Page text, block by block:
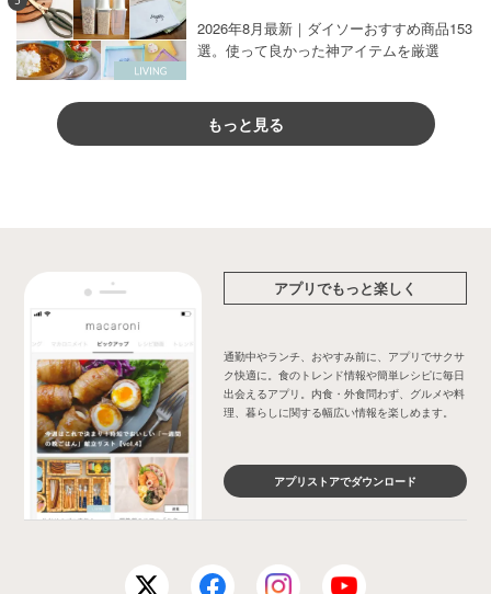
2026年8月最新｜ダイソーおすすめ商品153
選。使って良かった神アイテムを厳選
もっと見る
アプリでもっと楽しく
通勤中やランチ、おやすみ前に、アプリでサクサ
ク快適に。食のトレンド情報や簡単レシピに毎日
出会えるアプリ。内食・外食問わず、グルメや料
理、暮らしに関する幅広い情報を楽しめます。
アプリストアでダウンロード